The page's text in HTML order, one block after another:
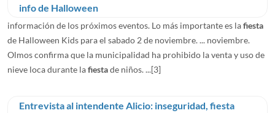
info de Halloween
información de los próximos eventos. Lo más importante es lafiesta
de Halloween Kids para el sabado 2 de noviembre. ... noviembre.
Olmos confirma que la municipalidad ha prohibido la venta y uso de
nieve loca durante lafiestade niños. ...[3]
Entrevista al intendente Alicio: inseguridad, fiesta